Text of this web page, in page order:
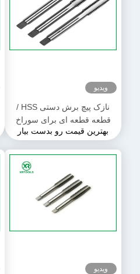
ویدیو
نازک پیچ برش دستی HSS /
قطعه قطعه ای برای سوراخ
سوراخ
بهترین قیمت رو بدست بیار
ویدیو